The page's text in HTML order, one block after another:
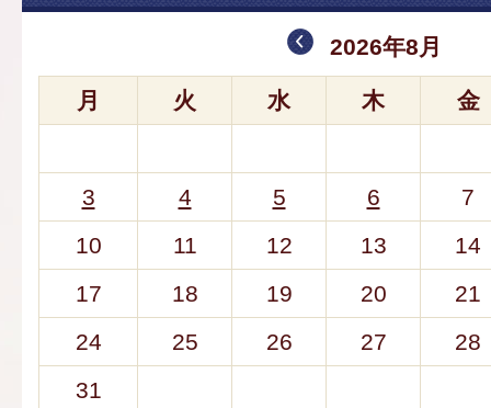
2026年8月
月 火 水 木 金
3 4 5 6
7
10
11 12 13
14
17
18 19 20
21
24
25 26 27
28
31